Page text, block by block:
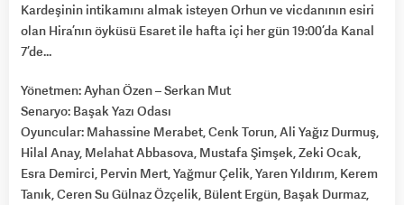
Kardeşinin intikamını almak isteyen Orhun ve vicdanının esiri
olan Hira’nın öyküsü Esaret ile hafta içi her gün 19:00’da Kanal
7’de…
Yönetmen: Ayhan Özen – Serkan Mut
Senaryo: Başak Yazı Odası
Oyuncular: Mahassine Merabet, Cenk Torun, Ali Yağız Durmuş,
Hilal Anay, Melahat Abbasova, Mustafa Şimşek, Zeki Ocak,
Esra Demirci, Pervin Mert, Yağmur Çelik, Yaren Yıldırım, Kerem
Tanık, Ceren Su Gülnaz Özçelik, Bülent Ergün, Başak Durmaz,